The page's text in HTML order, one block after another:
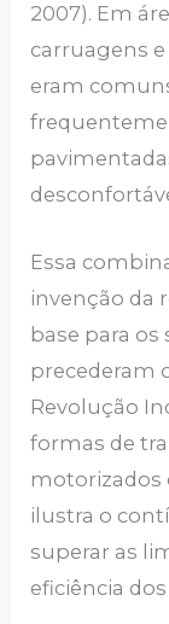
2007). Em
carruagens
eram
Essa
invenção da
base para
precederam
Revolução
formas de
motorizados
ilustra o
superar as
eficiência